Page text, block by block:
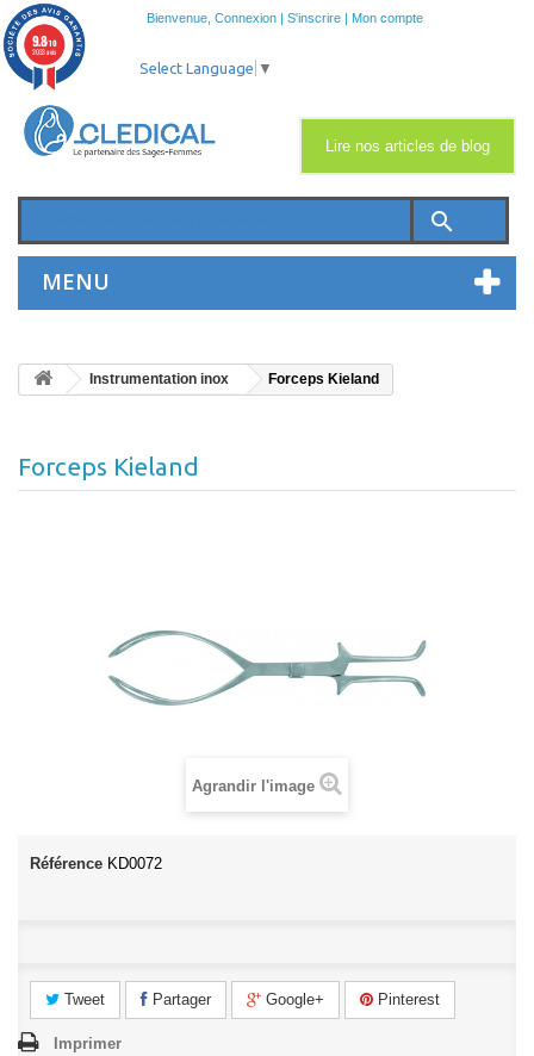
Bienvenue, Connexion | S'inscrire | Mon compte
search
MENU
Lire nos articles de blog
Select Language ▼
Instrumentation inox Forceps Kieland
Forceps Kieland
Agrandir l'image
Référence KD0072
Tweet Partager Google+ Pinterest
Imprimer
9.8/10
2033 avis